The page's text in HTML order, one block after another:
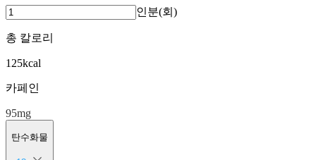
인분(회)
총 칼로리
125kcal
카페인
95mg
탄수화물